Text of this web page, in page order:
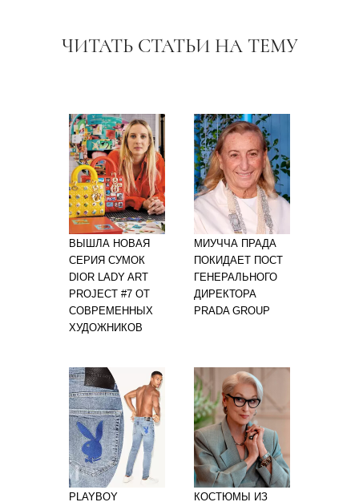
ЧИТАТЬ СТАТЬИ НА ТЕМУ
ВЫШЛА НОВАЯ
СЕРИЯ СУМОК
DIOR LADY ART
PROJECT #7 ОТ
СОВРЕМЕННЫХ
ХУДОЖНИКОВ
МИУЧЧА ПРАДА
ПОКИДАЕТ ПОСТ
ГЕНЕРАЛЬНОГО
ДИРЕКТОРА
PRADA GROUP
PLAYBOY
КОСТЮМЫ ИЗ